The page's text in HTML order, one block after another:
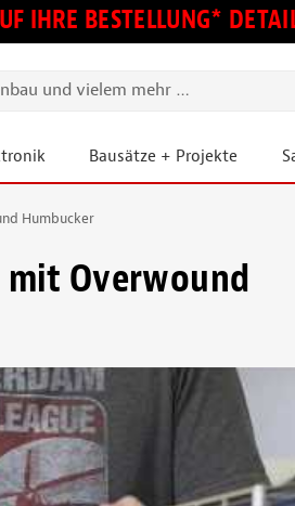
IHRE BESTELLUNG*
Bausätze + Projekte
Humbucker
mit Overwound